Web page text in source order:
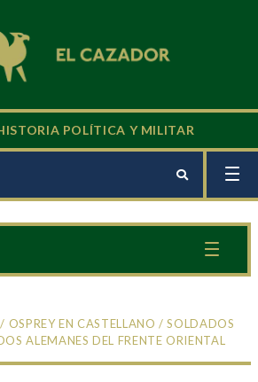
POLÍTICA Y MILITAR
/ OSPREY EN CASTELLANO /SOLDADOS
ALEMANES DEL FRENTE ORIENTAL